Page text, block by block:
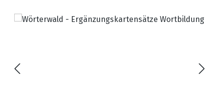
Bildergalerie überspringen